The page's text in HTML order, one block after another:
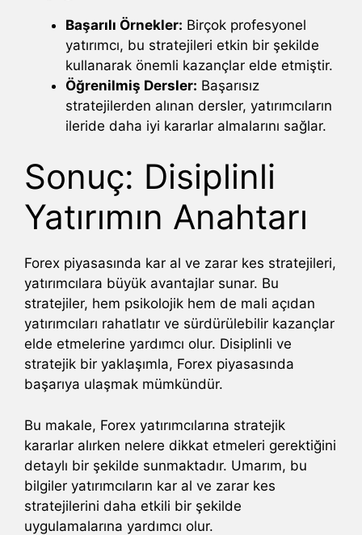
Başarılı Örnekler: Birçok profesyonel
yatırımcı, bu stratejileri etkin bir şekilde
kullanarak önemli kazançlar elde etmiştir.
Öğrenilmiş Dersler: Başarısız
stratejilerden alınan dersler, yatırımcıların
ileride daha iyi kararlar almalarını sağlar.
Sonuç: Disiplinli
Yatırımın Anahtarı
Forex piyasasında kar al ve zarar kes stratejileri,
yatırımcılara büyük avantajlar sunar. Bu
stratejiler, hem psikolojik hem de mali açıdan
yatırımcıları rahatlatır ve sürdürülebilir kazançlar
elde etmelerine yardımcı olur. Disiplinli ve
stratejik bir yaklaşımla, Forex piyasasında
başarıya ulaşmak mümkündür.
Bu makale, Forex yatırımcılarına stratejik
kararlar alırken nelere dikkat etmeleri gerektiğini
detaylı bir şekilde sunmaktadır. Umarım, bu
bilgiler yatırımcıların kar al ve zarar kes
stratejilerini daha etkili bir şekilde
uygulamalarına yardımcı olur.